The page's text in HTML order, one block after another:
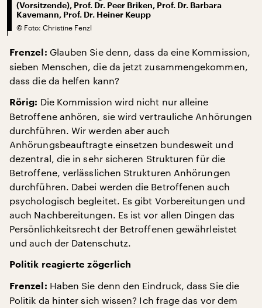
(Vorsitzende), Prof. Dr. Peer Briken, Prof. Dr. Barbara
Kavemann, Prof. Dr. Heiner Keupp
© Foto: Christine Fenzl
Frenzel: Glauben Sie denn, dass da eine Kommission,
sieben Menschen, die da jetzt zusammengekommen,
dass die da helfen kann?
Rörig: Die Kommission wird nicht nur alleine
Betroffene anhören, sie wird vertrauliche Anhörungen
durchführen. Wir werden aber auch
Anhörungsbeauftragte einsetzen bundesweit und
dezentral, die in sehr sicheren Strukturen für die
Betroffene, verlässlichen Strukturen Anhörungen
durchführen. Dabei werden die Betroffenen auch
psychologisch begleitet. Es gibt Vorbereitungen und
auch Nachbereitungen. Es ist vor allen Dingen das
Persönlichkeitsrecht der Betroffenen gewährleistet
und auch der Datenschutz.
Politik reagierte zögerlich
Frenzel: Haben Sie denn den Eindruck, dass Sie die
Politik da hinter sich wissen? Ich frage das vor dem